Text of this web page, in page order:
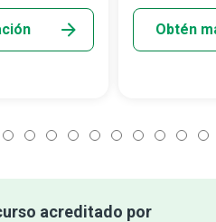
Obtén
acreditado por